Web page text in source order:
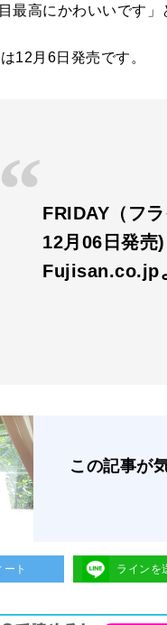
最高にかわいいです
12月6日発売です。
FRIDAY（フ
12月06日発売)
Fujisan.co.jp
この記事が
ート ラインを